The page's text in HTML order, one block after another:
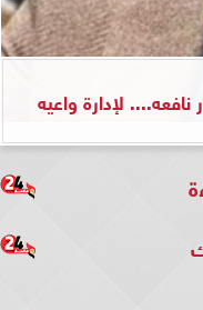
لإدارة واعيه